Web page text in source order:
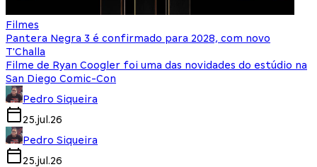
Filmes
Pantera Negra 3 é confirmado para 2028, com novo
T'Challa
Filme de Ryan Coogler foi uma das novidades do estúdio na
San Diego Comic-Con
Pedro Siqueira
25.jul.26
Pedro Siqueira
25.jul.26